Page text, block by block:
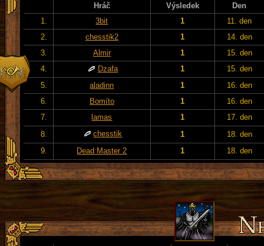
Hráč Výsledek
Den
1.
3bit 1
11. den
2.
chesstik2 1
14. den
3.
Almir 1
15. den
4.
Dzafa 1
15. den
5.
aladinn 1
16. den
6.
Bomíto 1
16. den
7.
lamas 1
17. den
8.
chesstik 1
18. den
9.
Dead Master 2 1 18. den